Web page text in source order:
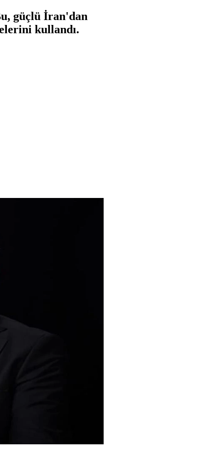
güçlü İran'dan
kullandı.